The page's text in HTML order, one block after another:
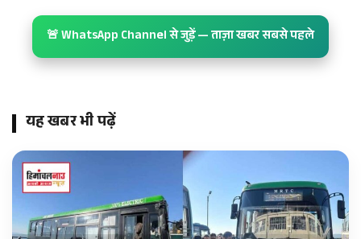
🚨 WhatsApp Channel से जुड़ें — ताज़ा खबर सबसे पहले
यह खबर भी पढ़ें